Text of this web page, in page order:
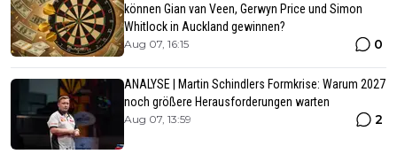
können Gian van Veen, Gerwyn Price und Simon
Whitlock in Auckland gewinnen?
Aug 07, 16:15 0
ANALYSE | Martin Schindlers Formkrise: Warum 2027
noch größere Herausforderungen warten
Aug 07, 13:59 2